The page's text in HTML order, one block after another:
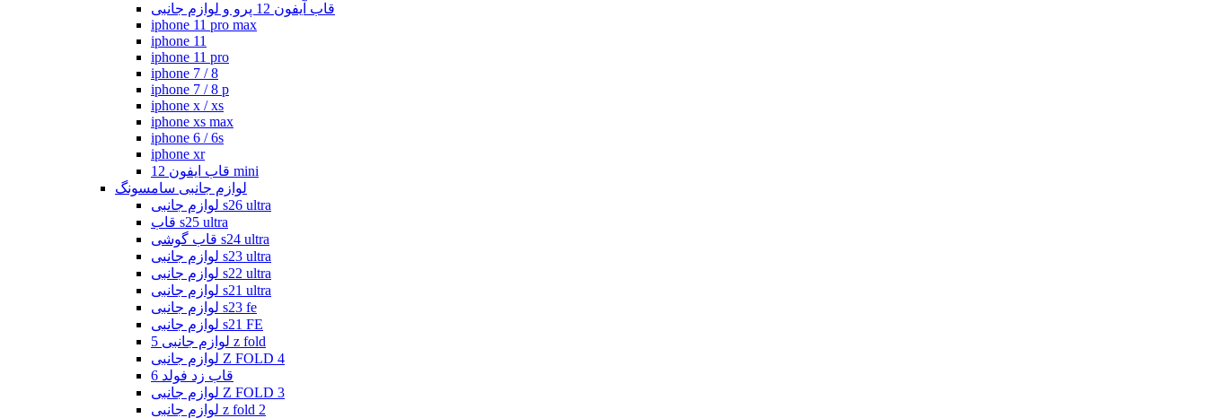
قاب آیفون 12 پرو و لوازم جانبی
iphone 11 pro max
iphone 11
iphone 11 pro
iphone 7 / 8
iphone 7 / 8 p
iphone x / xs
iphone xs max
iphone 6 / 6s
iphone xr
قاب ایفون 12 mini
لوازم جانبی سامسونگ
لوازم جانبی s26 ultra
قاب s25 ultra
قاب گوشی s24 ultra
لوازم جانبی s23 ultra
لوازم جانبی s22 ultra
لوازم جانبی s21 ultra
لوازم جانبی s23 fe
لوازم جانبی s21 FE
لوازم جانبی 5 z fold
لوازم جانبی Z FOLD 4
قاب زد فولد 6
لوازم جانبی Z FOLD 3
لوازم جانبی z fold 2